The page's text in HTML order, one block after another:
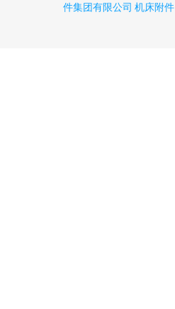
件集团有限公司 机床附件